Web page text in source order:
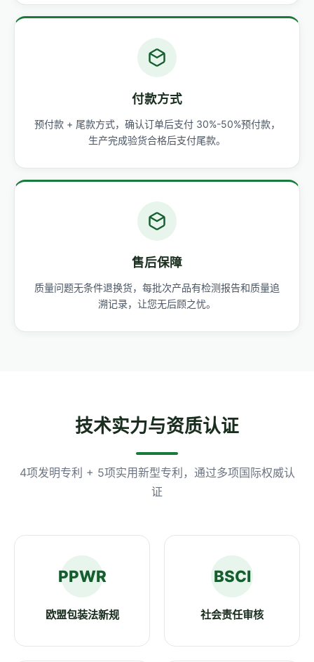
付款方式
预付款 + 尾款方式，确认订单后支付 30%-50%预付款，
生产完成验货合格后支付尾款。
售后保障
质量问题无条件退换货，每批次产品有检测报告和质量追
溯记录，让您无后顾之忧。
技术实力与资质认证
4项发明专利 + 5项实用新型专利，通过多项国际权威认
证
PPWR
欧盟包装法新规
BSCI
社会责任审核